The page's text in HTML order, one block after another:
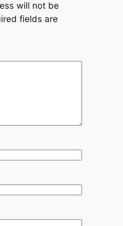
will not be
fields are